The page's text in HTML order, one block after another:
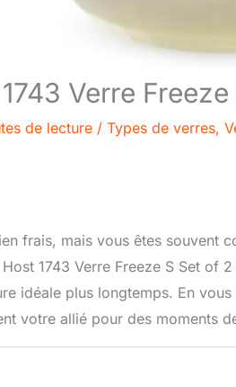
Verre Freeze
de lecture / Types de verres,
frais, mais vous êtes souvent
1743 Verre Freeze S Set of
idéale plus longtemps. En
votre allié pour des moments